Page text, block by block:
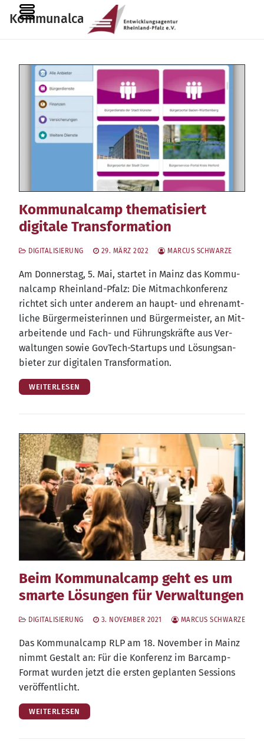
Inhalt
Kommunalcamp RLP
Kommunalcamp thematisiert
digitale Transformation
DIGITALISIERUNG 29. MÄRZ 2022 MARCUS SCHWARZE
Am Don­ners­tag, 5. Mai, star­tet in Mainz das Kom­mu­
nal­camp Rhein­land-Pfalz: Die Mit­mach­kon­fe­renz
rich­tet sich unter ande­rem an haupt- und ehren­amt­
li­che Bür­ger­meis­te­rin­nen und Bür­ger­meis­ter, an Mit­
ar­bei­ten­de und Fach- und Füh­rungs­kräf­te aus Ver­
wal­tun­gen sowie Gov­Tech-Start­ups und Lösungs­an­
bie­ter zur digi­ta­len Transformation.
WEITERLESEN
Beim Kommunalcamp geht es um
smarte Lösungen für Verwaltungen
DIGITALISIERUNG 3. NOVEMBER 2021 MARCUS SCHWARZE
Das Kom­mu­nal­camp RLP am 18. Novem­ber in Mainz
nimmt Gestalt an: Für die Kon­fe­renz im Bar­camp-
For­mat wur­den jetzt die ers­ten geplan­ten Ses­si­ons
veröffentlicht.
WEITERLESEN